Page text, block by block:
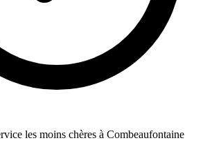
les moins chères à Combeaufontaine